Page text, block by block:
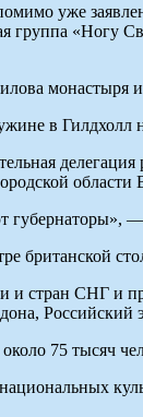
уже
«Ногу
монастыря
в
британской
стран СНГ и
75 тысяч